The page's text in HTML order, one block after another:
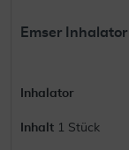
Emser
Inhalator
Inhalt 1 Stück